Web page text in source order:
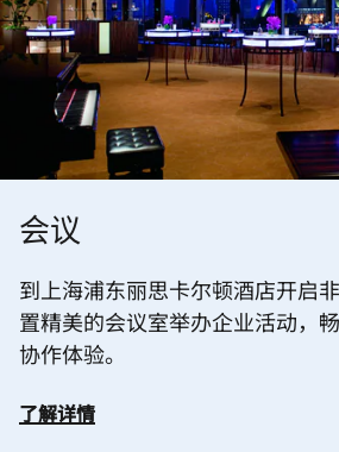
会议
到上海浦东丽思卡尔顿酒店开启
置精美的会议室举办企业活动，
协作体验。
了解详情